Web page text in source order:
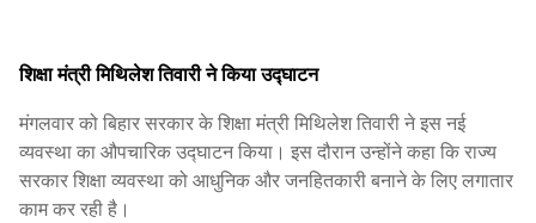
शिक्षा मंत्री मिथिलेश तिवारी ने किया उद्घाटन
मंगलवार को बिहार सरकार के शिक्षा मंत्री मिथिलेश तिवारी ने इस नई
व्यवस्था का औपचारिक उद्घाटन किया। इस दौरान उन्होंने कहा कि राज्य
सरकार शिक्षा व्यवस्था को आधुनिक और जनहितकारी बनाने के लिए लगातार
काम कर रही है।